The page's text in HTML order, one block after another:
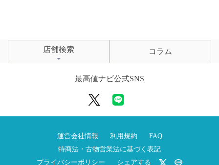
店舗検索 コラム
最高値ナビ公式SNS
運営会社情報 利用規約
FAQ
特商法・古物営業法に基づく表記
プライバシーポリシー
シェアする